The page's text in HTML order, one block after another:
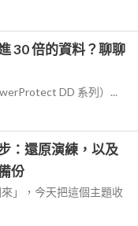
30 倍的資料？聊聊
DD 系列）...
：還原演練，以及
份
」，今天把這個主題收